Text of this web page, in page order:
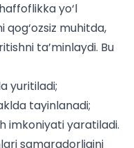
yo‘l
qog‘ozsiz muhitda,
ta’minlaydi. Bu
yuritiladi;
tayinlanadi;
imkoniyati yaratiladi.
samaradorligini